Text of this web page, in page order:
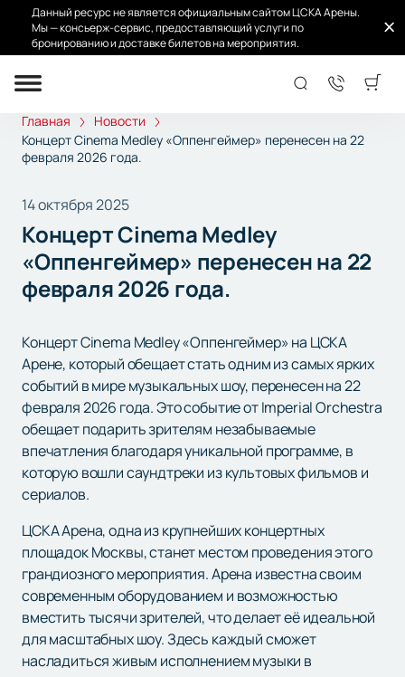
Данный ресурс не является официальным сайтом ЦСКА Арены.
Мы — консьерж-сервис, предоставляющий услуги по
бронированию и доставке билетов на мероприятия.
Главная
Новости
Концерт Cinema Medley «Оппенгеймер» перенесен на 22
февраля 2026 года.
14 октября 2025
Концерт Cinema Medley
«Оппенгеймер» перенесен на 22
февраля 2026 года.
Концерт Cinema Medley «Оппенгеймер» на ЦСКА
Арене, который обещает стать одним из самых ярких
событий в мире музыкальных шоу, перенесен на 22
февраля 2026 года. Это событие от Imperial Orchestra
обещает подарить зрителям незабываемые
впечатления благодаря уникальной программе, в
которую вошли саундтреки из культовых фильмов и
сериалов.
ЦСКА Арена, одна из крупнейших концертных
площадок Москвы, станет местом проведения этого
грандиозного мероприятия. Арена известна своим
современным оборудованием и возможностью
вместить тысячи зрителей, что делает её идеальной
для масштабных шоу. Здесь каждый сможет
насладиться живым исполнением музыки в